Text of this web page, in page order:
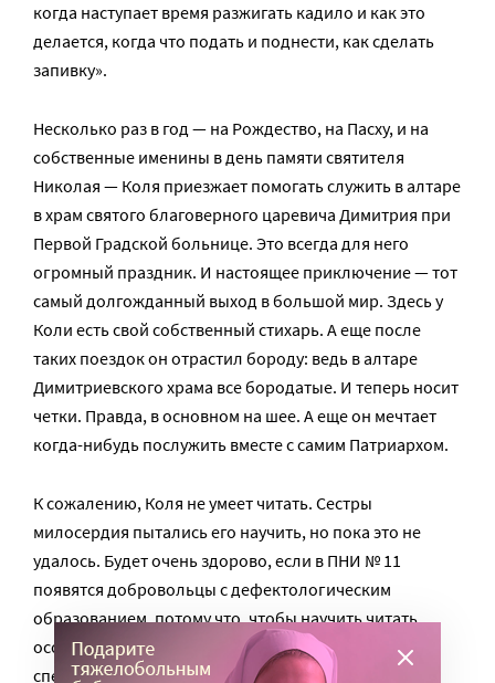
когда наступает время разжигать кадило и как это
делается, когда что подать и поднести, как сделать
запивку».
Несколько раз в год — на Рождество, на Пасху, и на
собственные именины в день памяти святителя
Николая — Коля приезжает помогать служить в алтаре
в храм святого благоверного царевича Димитрия при
Первой Градской больнице. Это всегда для него
огромный праздник. И настоящее приключение — тот
самый долгожданный выход в большой мир. Здесь у
Коли есть свой собственный стихарь. А еще после
таких поездок он отрастил бороду: ведь в алтаре
Димитриевского храма все бородатые. И теперь носит
четки. Правда, в основном на шее. А еще он мечтает
когда-нибудь послужить вместе с самим Патриархом.
К сожалению, Коля не умеет читать. Сестры
милосердия пытались его научить, но пока это не
удалось. Будет очень здорово, если в ПНИ № 11
появятся добровольцы с дефектологическим
образованием, потому что, чтобы научить читать
особенных людей, таких, как Коля, нужны
специальные методики. Тогда для Коли откроется